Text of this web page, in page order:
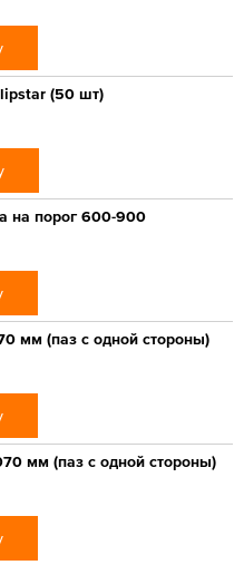
(50 шт)
на порог 600-900
мм (паз с одной стороны)
мм (паз с одной стороны)